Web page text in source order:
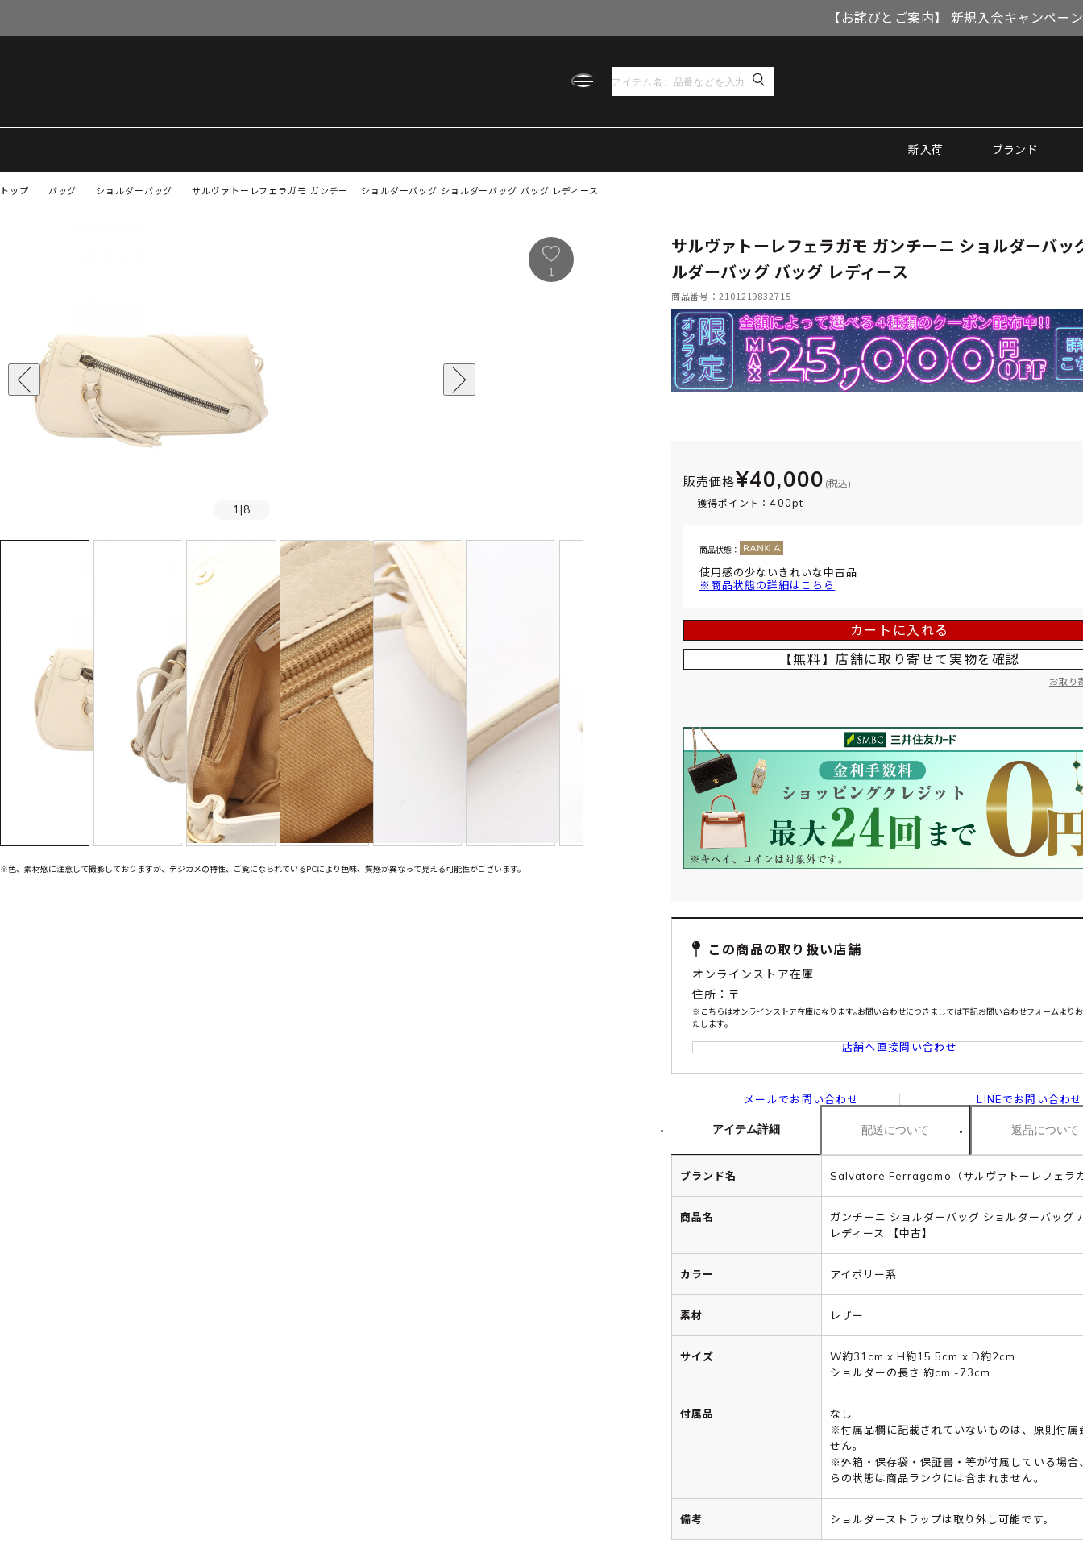
【お詫びとご案内】 新規入会キャンペ
新入荷 ブランド
トップ サルヴァトーレフェラガモ ガンチーニ ショルダーバッグ ショルダーバッグ バッグ レディース
バッグ ショルダーバッグ
1 |8
1
※色、素材感に注意して撮影しておりますが、デジカメの特性、ご覧になられているPCにより色味、質感が異なって見える可能性がございます。
サルヴァトーレフェラガモ ガンチーニ ショルダーバッ
ルダーバッグ バッグ レディース
商品番号：2101219832715
販売価格¥40,000 (税込)
獲得ポイント：400pt
商品状態：
使用感の少ないきれいな中古品
※商品状態の詳細はこちら
カートに入れる
【無料】店舗に取り寄せて 実物を確認
お取り
この商品の取り扱い店舗
オンラインストア在庫..
住所：〒
※こちらはオンラインストア在庫になります｡お問い合わせにつきましては下記お問い合わせフォームより
たします｡
店舗へ直接問い合わせ
メールでお問い合わせ LINEでお問い合わせ
アイテム詳細 配送について 返品について
ブランド名 Salvatore Ferragamo（サルヴァトーレフェラ
商品名
ガンチーニ ショルダーバッグ ショルダーバッグ
レディース 【中古】
カラー アイボリー系
素材 レザー
サイズ
W約31cm x H約15.5cm x D約2cm
ショルダーの長さ 約cm -73cm
付属品
なし
※付属品欄に記載されていないものは、原則付属
せん。
※外箱・保存袋・保証書・等が付属している場合
らの状態は商品ランクには含まれません。
備考 ショルダーストラップは取り外し可能です。